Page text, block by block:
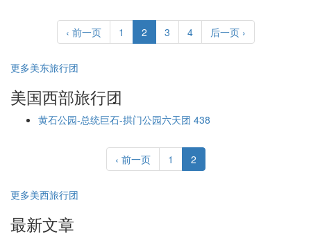
‹ 前一页 1 2 3 4 后一页 ›
更多美东旅行团
美国西部旅行团
黄石公园-总统巨石-拱门公园六天团 438
‹ 前一页 1 2
更多美西旅行团
最新文章